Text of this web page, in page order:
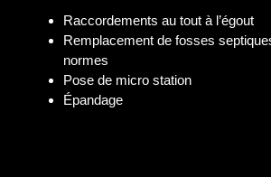
Raccordements au tout à l’égout
Remplacement de fosses
normes
Pose de micro station
Épandage